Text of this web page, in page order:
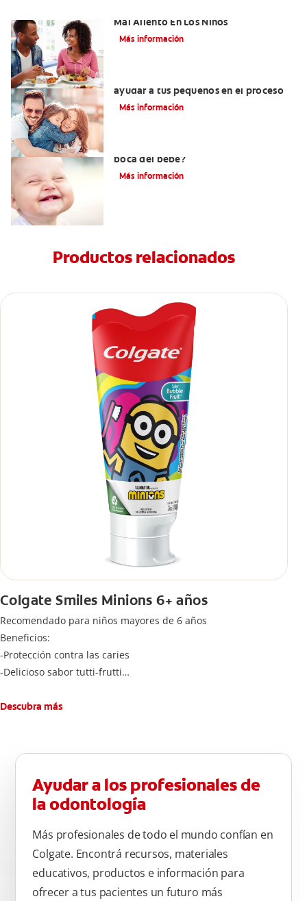
Mal Aliento En Los Niños
Más información
ayudar a tus pequeños en el proceso
Más información
boca del bebé?
Más información
Productos relacionados
Colgate Smiles Minions 6+ años
Recomendado para niños mayores de 6 años
Beneficios:
-Protección contra las caries
-Delicioso sabor tutti-frutti
Cepíllese adecuadamente los dientes después de cada
Descubra más
Ayudar a los profesionales de
la odontología
Más profesionales de todo el mundo confían en
Colgate. Encontrá recursos, materiales
educativos, productos e información para
ofrecer a tus pacientes un futuro más